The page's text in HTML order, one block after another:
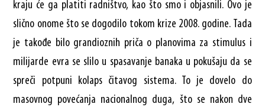
kraju će ga platiti radništvo, kao što smo i objasnili. Ovo je
slično onome što se dogodilo tokom krize 2008. godine. Tada
je takođe bilo grandioznih priča o planovima za stimulus i
milijarde evra se slilo u spasavanje banaka u pokušaju da se
spreči potpuni kolaps čitavog sistema. To je dovelo do
masovnog povećanja nacionalnog duga, što se nakon dve